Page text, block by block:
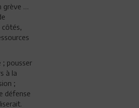
grève …
côtés,
; pousser
à la
;
défense